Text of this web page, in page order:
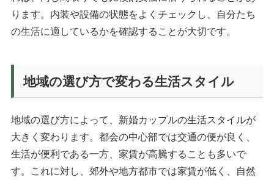
ります。内装や設備の状態をよくチェックし、自分たち
の生活に適しているかを確認することが大切です。
地域の選び方で変わる生活スタイル
地域の選び方によって、新婚カップルの生活スタイルが
大きく変わります。都会の中心部では交通の便が良く、
生活が便利である一方、家賃が高騰することも多いで
す。これに対し、郊外や地方都市では家賃が低く、自然